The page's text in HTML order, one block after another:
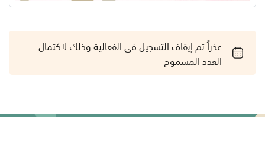
عذراً تم إيقاف التسجيل في الفعالية وذلك لاكتمال
العدد المسموح